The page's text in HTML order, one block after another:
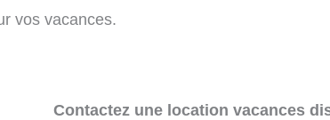
vos vacances.
Contactez une location vacances